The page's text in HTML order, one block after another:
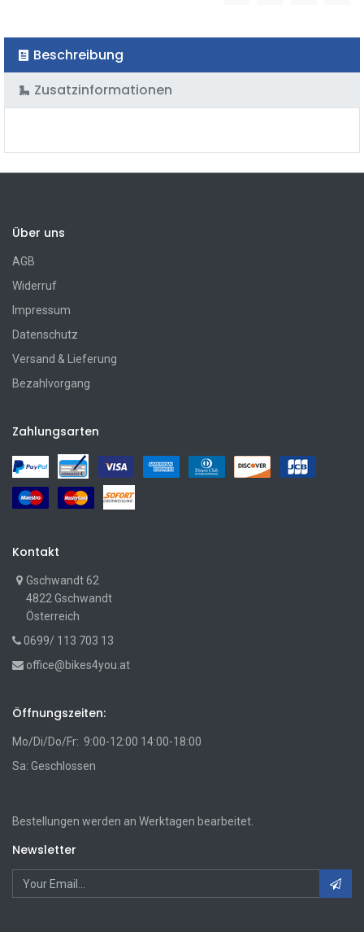
Beschreibung
Zusatzinformationen
Über uns
AGB
Widerruf
Impressum
Datenschutz
Versand & Lieferung
Bezahlvorgang
Zahlungsarten
Kontakt
Gschwandt 62
4822 Gschwandt
Österreich
0699/ 113 703 13
office@bikes4you.at
Öffnungszeiten:
Mo/Di/Do/Fr: 9:00-12:00 14:00-18:00
Sa: Geschlossen
Bestellungen werden an Werktagen bearbeitet.
Newsletter